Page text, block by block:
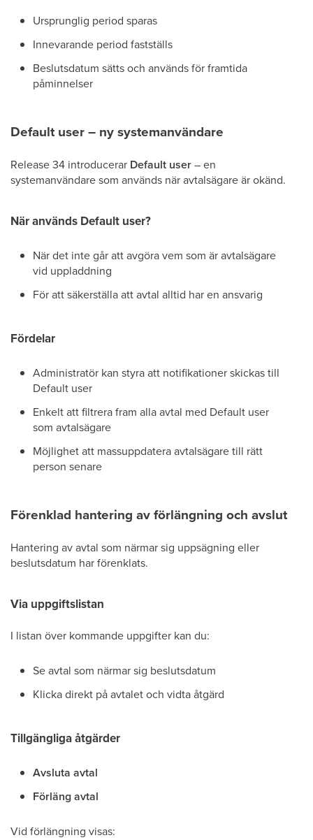
Ursprunglig period sparas
Innevarande period fastställs
Beslutsdatum sätts och används för framtida
påminnelser
Default user – ny systemanvändare
Release 34 introducerar Default user– en
systemanvändare som används när avtalsägare är okänd.
När används Default user?
När det inte går att avgöra vem som är avtalsägare
vid uppladdning
För att säkerställa att avtal alltid har en ansvarig
Fördelar
Administratör kan styra att notifikationer skickas till
Default user
Enkelt att filtrera fram alla avtal med Default user
som avtalsägare
Möjlighet att massuppdatera avtalsägare till rätt
person senare
Förenklad hantering av förlängning och avslut
Hantering av avtal som närmar sig uppsägning eller
beslutsdatum har förenklats.
Via uppgiftslistan
I listan över kommande uppgifter kan du:
Se avtal som närmar sig beslutsdatum
Klicka direkt på avtalet och vidta åtgärd
Tillgängliga åtgärder
Avsluta avtal
Förläng avtal
Vid förlängning visas: